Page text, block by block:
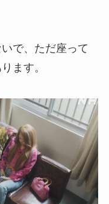
で、ただ座って
ます。